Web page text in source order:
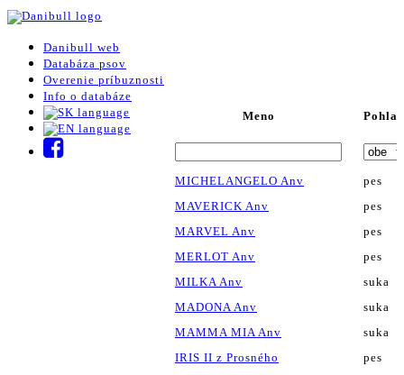
Danibull web
Databáza psov
Overenie príbuznosti
Info o databáze
Meno
MICHELANGELO Anv
pes
MAVERICK Anv
pes
MARVEL Anv
pes
MERLOT Anv
pes
MILKA Anv
suka
MADONA Anv
suka
MAMMA MIA Anv
suka
IRIS II z Prosného
pes